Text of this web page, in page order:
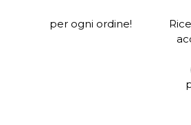
per ogni ordine!